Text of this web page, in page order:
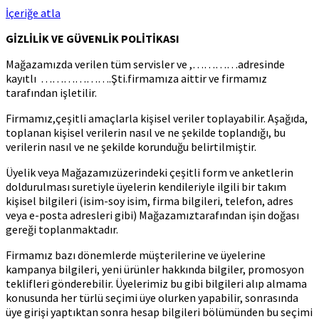
İçeriğe atla
GİZLİLİK VE GÜVENLİK POLİTİKASI
Mağazamızda verilen tüm servisler ve ,…………adresinde
kayıtlı ……………….Şti.firmamıza aittir ve firmamız
tarafından işletilir.
Firmamız,çeşitli amaçlarla kişisel veriler toplayabilir. Aşağıda,
toplanan kişisel verilerin nasıl ve ne şekilde toplandığı, bu
verilerin nasıl ve ne şekilde korunduğu belirtilmiştir.
Üyelik veya Mağazamızüzerindeki çeşitli form ve anketlerin
doldurulması suretiyle üyelerin kendileriyle ilgili bir takım
kişisel bilgileri (isim-soy isim, firma bilgileri, telefon, adres
veya e-posta adresleri gibi) Mağazamıztarafından işin doğası
gereği toplanmaktadır.
Firmamız bazı dönemlerde müşterilerine ve üyelerine
kampanya bilgileri, yeni ürünler hakkında bilgiler, promosyon
teklifleri gönderebilir. Üyelerimiz bu gibi bilgileri alıp almama
konusunda her türlü seçimi üye olurken yapabilir, sonrasında
üye girişi yaptıktan sonra hesap bilgileri bölümünden bu seçimi